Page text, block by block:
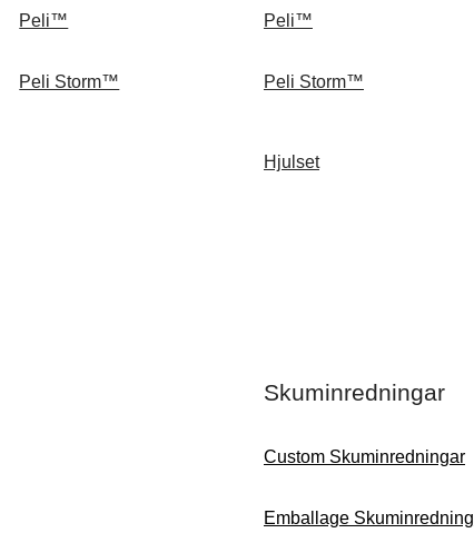
Peli™
Peli Storm™
Peli™
Peli Storm™
Hjulset
Skuminredningar
Custom Skuminredningar
Emballage